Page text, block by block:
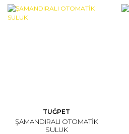
TUĞPET
ŞAMANDIRALI OTOMATİK
SULUK